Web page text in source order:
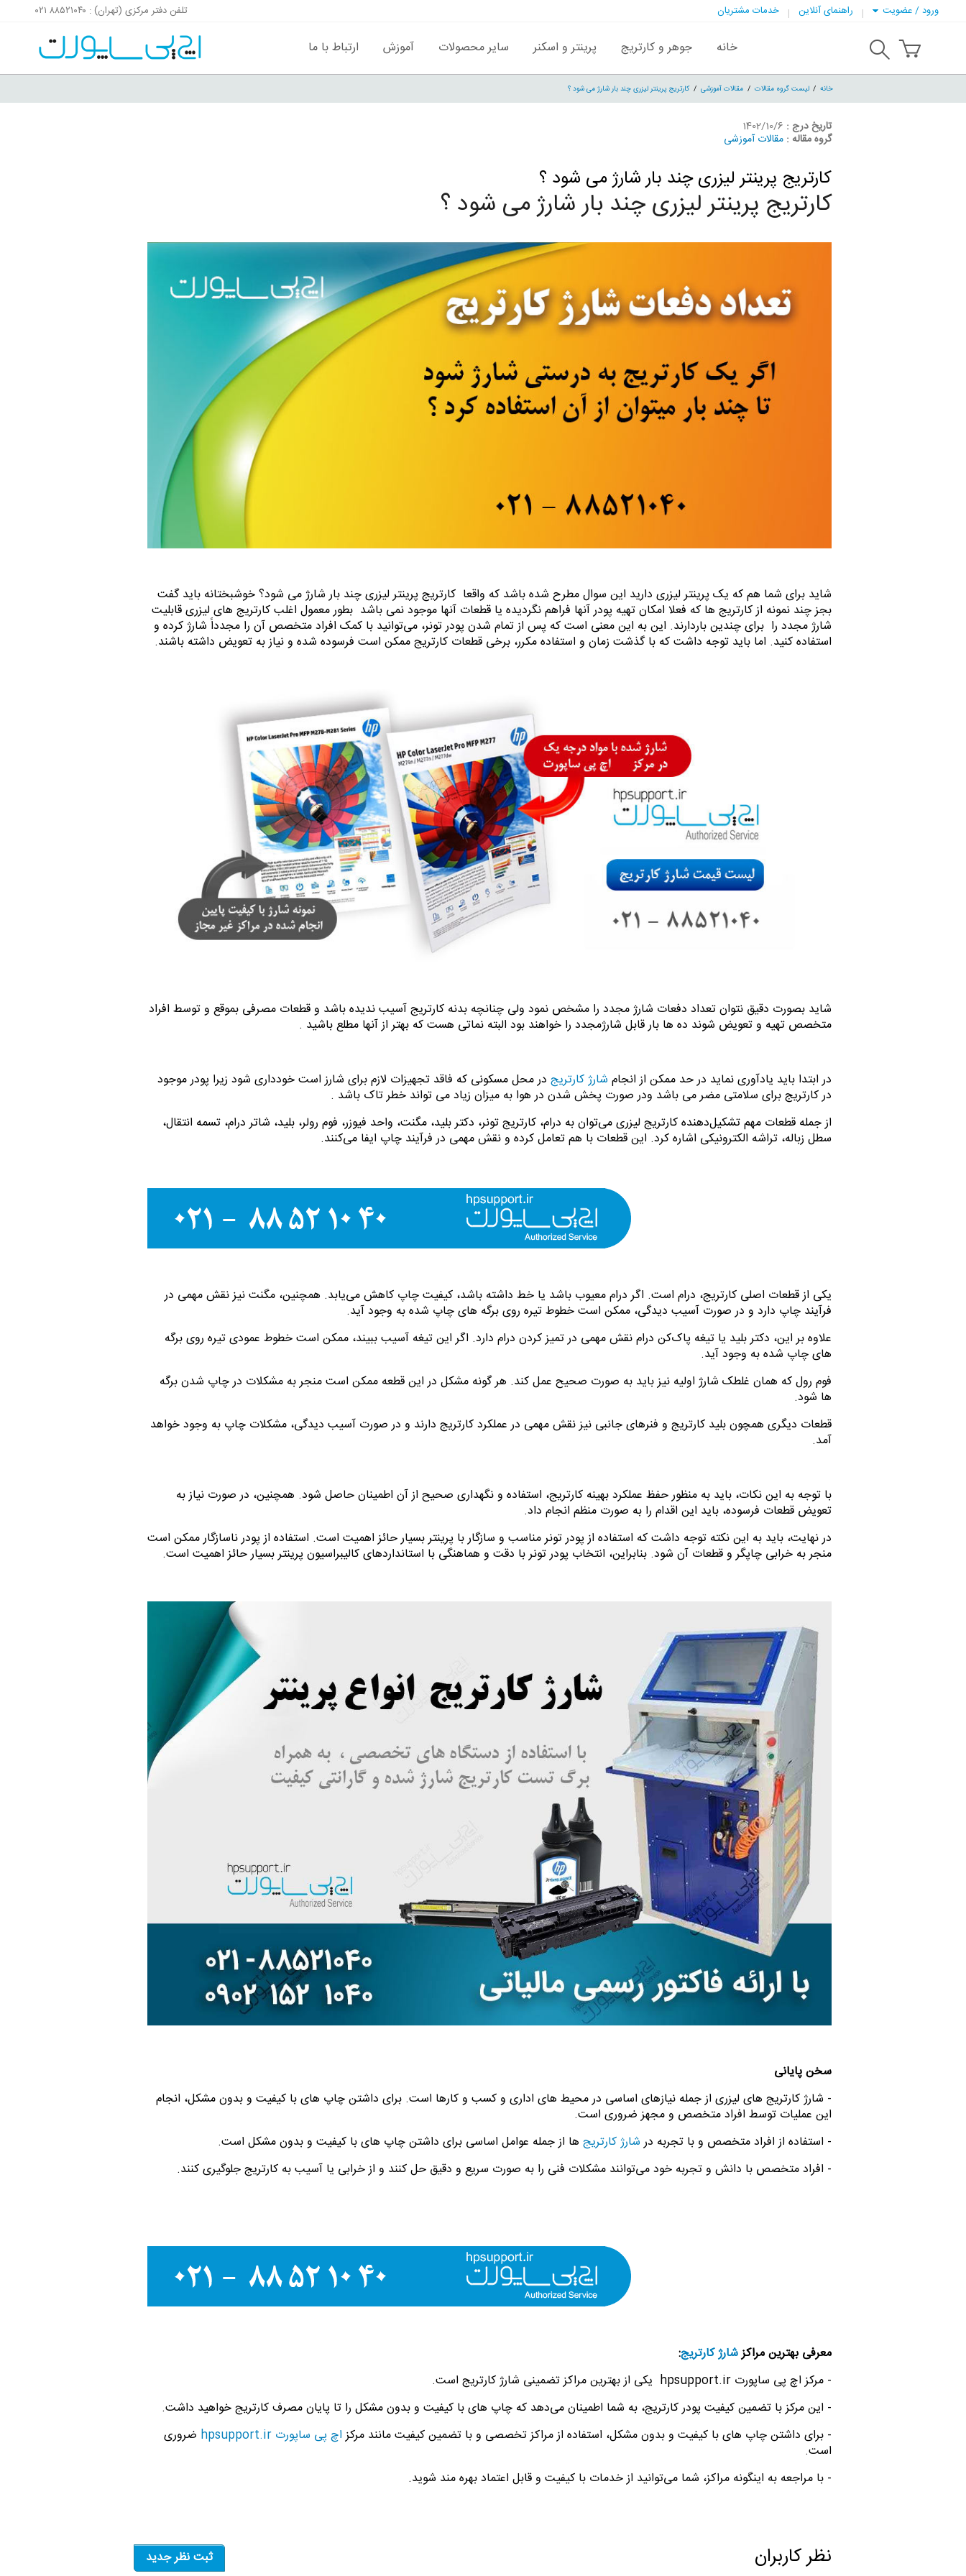
ورود / عضویت راهنمای آنلاین خدمات مشتریان تلفن دفتر مرکزی (تهران) : ۸۸۵۲۱۰۴۰ ۰۲۱
پرش به محتوای صفحه پرش به فوتر سایت
خانه جوهر و کارتریج پرینتر و اسکنر سایر محصولات آموزش ارتباط با ما
خانه لیست گروه مقالات مقالات آموزشی کارتریج پرینتر لیزری چند بار شارژ می شود ؟
تاریخ درج : 1402/10/6
گروه مقاله : مقالات آموزشی
کارتریج پرینتر لیزری چند بار شارژ می شود ؟
کارتریج پرینتر لیزری چند بار شارژ می شود ؟
شاید برای شما هم که یک پرینتر لیزری دارید این سوال مطرح شده باشد که واقعا کارتریج پرینتر لیزری چند بار شارژ می شود؟ خوشبختانه باید گفت
بجز چند نمونه از کارتریج ها که فعلا امکان تهیه پودر آنها فراهم نگردیده یا قطعات آنها موجود نمی باشد بطور معمول اغلب کارتریج های لیزری قابلیت
شارژ مجدد را برای چندین باردارند. این به این معنی است که پس از تمام شدن پودر تونر، می‌توانید با کمک افراد متخصص آن را مجدداً شارژ کرده و
استفاده کنید. اما باید توجه داشت که با گذشت زمان و استفاده مکرر، برخی قطعات کارتریج ممکن است فرسوده شده و نیاز به تعویض داشته باشند.
شاید بصورت دقیق نتوان تعداد دفعات شارژ مجدد را مشخص نمود ولی چنانچه بدنه کارتریج آسیب ندیده باشد و قطعات مصرفی بموقع و توسط افراد
متخصص تهیه و تعویض شوند ده ها بار قابل شارژمجدد را خواهند بود البته نماتی هست که بهتر از آنها مطلع باشید .
در ابتدا باید یادآوری نماید در حد ممکن از انجام شارژ کارتریج در محل مسکونی که فاقد تجهیزات لازم برای شارز است خودداری شود زیرا پودر موجود
در کارتریج برای سلامتی مضر می باشد ودر صورت پخش شدن در هوا به میزان زیاد می تواند خطر تاک باشد .
از جمله قطعات مهم تشکیل‌دهنده کارتریج لیزری می‌توان به درام، کارتریج تونر، دکتر بلید، مگنت، واحد فیوزر، فوم رولر، بلید، شاتر درام، تسمه انتقال،
سطل زباله، تراشه الکترونیکی اشاره کرد. این قطعات با هم تعامل کرده و نقش مهمی در فرآیند چاپ ایفا می‌کنند.
یکی از قطعات اصلی کارتریج، درام است. اگر درام معیوب باشد یا خط داشته باشد، کیفیت چاپ کاهش می‌یابد. همچنین، مگنت نیز نقش مهمی در
فرآیند چاپ دارد و در صورت آسیب دیدگی، ممکن است خطوط تیره روی برگه های چاپ شده به وجود آید.
علاوه بر این، دکتر بلید یا تیغه پاک‌کن درام نقش مهمی در تمیز کردن درام دارد. اگر این تیغه آسیب ببیند، ممکن است خطوط عمودی تیره روی برگه
های چاپ شده به وجود آید.
فوم رول که همان غلطک شارژ اولیه نیز باید به صورت صحیح عمل کند. هر گونه مشکل در این قطعه ممکن است منجر به مشکلات در چاپ شدن برگه
ها شود.
قطعات دیگری همچون بلید کارتریج و فنرهای جانبی نیز نقش مهمی در عملکرد کارتریج دارند و در صورت آسیب دیدگی، مشکلات چاپ به وجود خواهد
آمد.
با توجه به این نکات، باید به منظور حفظ عملکرد بهینه کارتریج، استفاده و نگهداری صحیح از آن اطمینان حاصل شود. همچنین، در صورت نیاز به
تعویض قطعات فرسوده، باید این اقدام را به صورت منظم انجام داد.
در نهایت، باید به این نکته توجه داشت که استفاده از پودر تونر مناسب و سازگار با پرینتر بسیار حائز اهمیت است. استفاده از پودر ناسازگار ممکن است
منجر به خرابی چاپگر و قطعات آن شود. بنابراین، انتخاب پودر تونر با دقت و هماهنگی با استانداردهای کالیبراسیون پرینتر بسیار حائز اهمیت است.
سخن پایانی
- شارژ کارتریج های لیزری از جمله نیازهای اساسی در محیط های اداری و کسب و کارها است. برای داشتن چاپ های با کیفیت و بدون مشکل، انجام
این عملیات توسط افراد متخصص و مجهز ضروری است.
- استفاده از افراد متخصص و با تجربه درشارژ کارتریج ها از جمله عوامل اساسی برای داشتن چاپ های با کیفیت و بدون مشکل است.
- افراد متخصص با دانش و تجربه خود می‌توانند مشکلات فنی را به صورت سریع و دقیق حل کنند و از خرابی یا آسیب به کارتریج جلوگیری کنند.
معرفی بهترین مراکزشارژ کارتریج:
- مرکز اچ پی ساپورت hpsupport.ir یکی از بهترین مراکز تضمینی شارژ‌ کارتریج است.
- این مرکز با تضمین کیفیت پودر کارتریج، به شما اطمینان می‌دهد که چاپ های با کیفیت و بدون مشکل را تا پایان مصرف کارتریج خواهید داشت.
- برای داشتن چاپ های با کیفیت و بدون مشکل، استفاده از مراکز تخصصی و با تضمین کیفیت مانند مرکزاچ پی ساپورت hpsupport.ir ضروری
است.
- با مراجعه به اینگونه مراکز، شما می‌توانید از خدمات با کیفیت و قابل اعتماد بهره مند شوید.
نظر کاربران ثبت نظر جدید